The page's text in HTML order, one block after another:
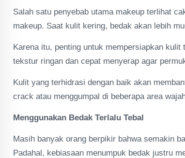
Salah satu penyebab utama makeup terlihat
makeup. Saat kulit kering, bedak akan lebih
Karena itu, penting untuk mempersiapkan
tekstur ringan dan cepat menyerap agar
Kulit yang terhidrasi dengan baik akan
crack atau menggumpal di beberapa area
Menggunakan Bedak Terlalu Tebal
Masih banyak orang berpikir bahwa semakin
Padahal, kebiasaan menumpuk bedak justru